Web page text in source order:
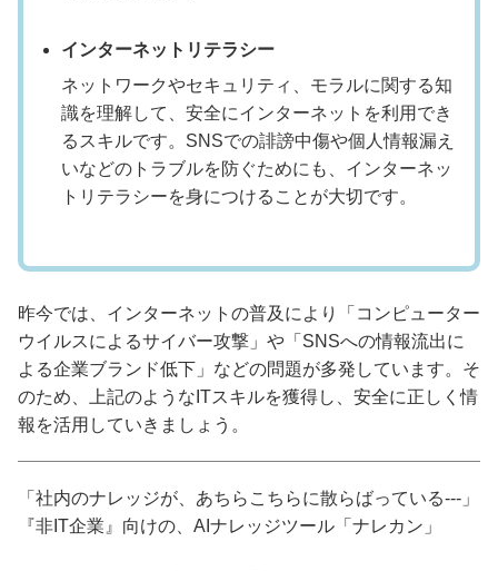
インターネットリテラシー
ネットワークやセキュリティ、モラルに関する知
識を理解して、安全にインターネットを利用でき
るスキルです。SNSでの誹謗中傷や個人情報漏え
いなどのトラブルを防ぐためにも、インターネッ
トリテラシーを身につけることが大切です。
昨今では、インターネットの普及により「コンピューター
ウイルスによるサイバー攻撃」や「SNSへの情報流出に
よる企業ブランド低下」などの問題が多発しています。そ
のため、上記のようなITスキルを獲得し、安全に正しく情
報を活用していきましょう。
「社内のナレッジが、あちらこちらに散らばっている---」
『非IT企業』向けの、AIナレッジツール「ナレカン」